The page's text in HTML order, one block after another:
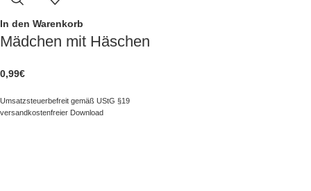
In den Warenkorb
Mädchen mit Häschen
0,99€
Umsatzsteuerbefreit gemäß UStG §19
versandkostenfreier Download